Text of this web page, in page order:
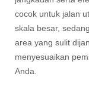
cocok untuk jalan
skala besar,
area yang sulit
menyesuaikan
Anda.